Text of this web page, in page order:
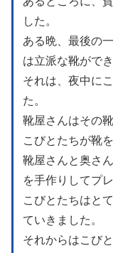
した。
ある晩、最後の
は立派な靴がで
それは、夜中に
た。
靴屋さんはその
こびとたちが靴
靴屋さんと奥さ
を手作りしてプ
こびとたちはと
ていきました。
それからはこび